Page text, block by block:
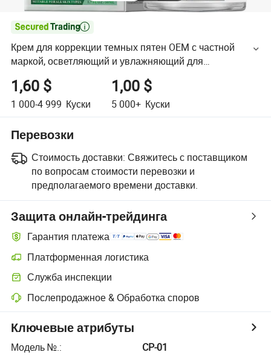

Крем для коррекции темных пятен OEM с частной
маркой, осветляющий и увлажняющий для
уменьшения темных пятен, пигментации и неровного
тона кожи
1,60 $
1 000-4 999 Куски
1,00 $
5 000+ Куски
Перевозки
Стоимость доставки: Свяжитесь с поставщиком
по вопросам стоимости перевозки и
предполагаемого времени доставки.
Защита онлайн-трейдинга
Гарантия платежа
Платформенная логистика
Служба инспекции
Послепродажное & Обработка споров
Ключевые атрибуты
Модель №.:
CP-01